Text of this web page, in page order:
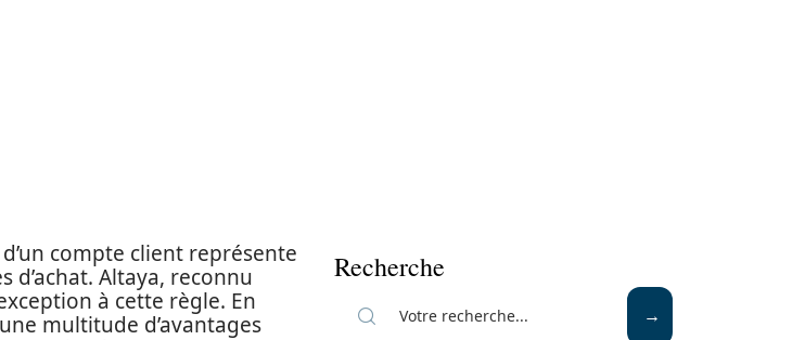
compte client représente
Altaya, reconnu
à cette règle. En
multitude d’avantages
Recherche